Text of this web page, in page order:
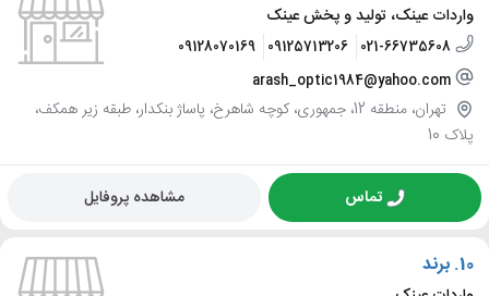
واردات عینک، تولید و پخش عینک
021-66735608
09125713206
09128070169
arash_optic1984@yahoo.com
تهران، منطقه 12، جمهوری، کوچه شاهرخ، پاساژ بنکدار، طبقه زیر همکف،
پلاک 10
تماس مشاهده پروفایل
10. برند